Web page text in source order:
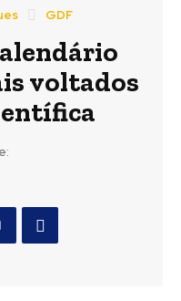
GDF
voltados